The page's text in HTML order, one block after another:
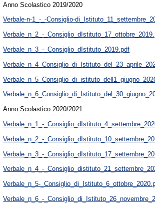
Anno Scolastico 2019/2020
Verbale-n-1_-_-Consiglio-
Verbale_n_2_-
Verbale_n_3_-_Consiglio_dIstituto_2019.pdf
Anno Scolastico 2020/2021
Verbale_n_1_-
Verbale_n_2_-
Verbale_n_3_-
Verbale_n_4_-
Verbale_n_5-
Verbale_n_6_-